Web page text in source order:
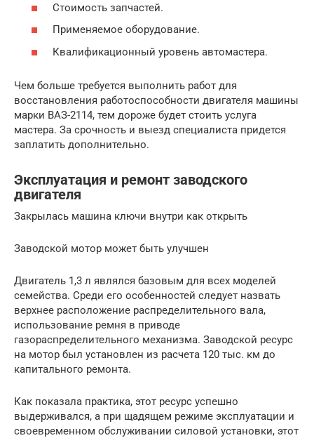
Стоимость запчастей.
Применяемое оборудование.
Квалификационный уровень автомастера.
Чем больше требуется выполнить работ для
восстановления работоспособности двигателя машины
марки ВАЗ-2114, тем дороже будет стоить услуга
мастера. За срочность и выезд специалиста придется
заплатить дополнительно.
Эксплуатация и ремонт заводского
двигателя
Закрылась машина ключи внутри как открыть
Заводской мотор может быть улучшен
Двигатель 1,3 л являлся базовым для всех моделей
семейства. Среди его особенностей следует назвать
верхнее расположение распределительного вала,
использование ремня в приводе
газораспределительного механизма. Заводской ресурс
на мотор был установлен из расчета 120 тыс. км до
капитального ремонта.
Как показала практика, этот ресурс успешно
выдерживался, а при щадящем режиме эксплуатации и
своевременном обслуживании силовой установки, этот